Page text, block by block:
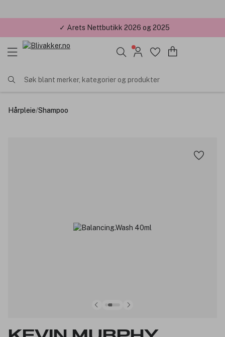
✓ Årets Nettbutikk 2026 og 2025
Søk blant merker, kategorier og produkter
Hårpleie/Shampoo